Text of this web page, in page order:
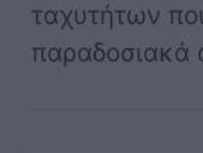
ταχυτήτων
παραδοσιακά